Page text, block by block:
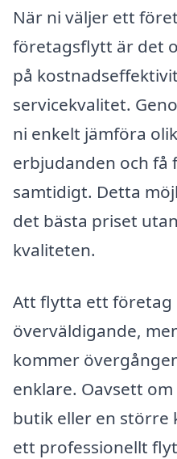
När ni väljer ett
företagsflytt är det
på
servicekvalitet.
ni enkelt jämföra
erbjudanden och
samtidigt. Detta
det bästa priset
kvaliteten.
Att flytta ett företag
överväldigande,
kommer
enklare. Oavsett
butik eller en större
ett professionellt